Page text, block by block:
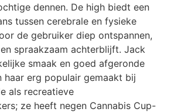
dennen. De high biedt een
tussen cerebrale en fysieke
de gebruiker diep ontspannen,
spraakzaam achterblijft. Jack
smaak en goed afgeronde
haar erg populair gemaakt bij
als recreatieve
ze heeft negen Cannabis Cup-